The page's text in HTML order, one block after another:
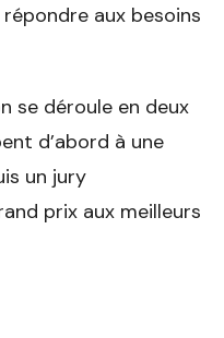
aux besoins
se déroule en deux
d’abord à une
un jury
prix aux meilleurs